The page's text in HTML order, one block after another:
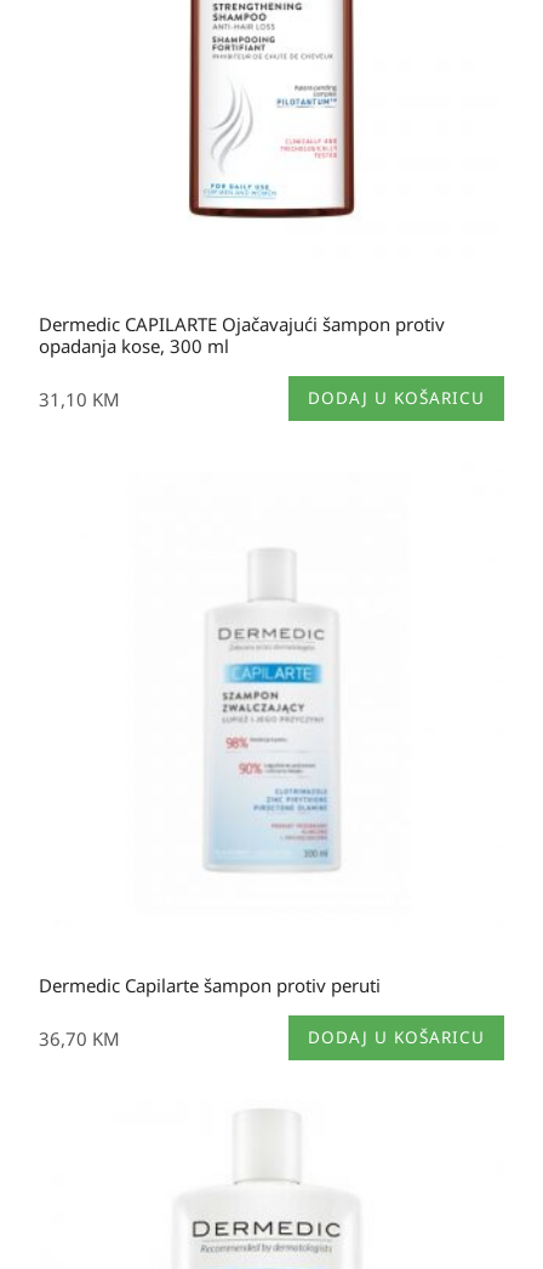
Dermedic CAPILARTE Ojačavajući šampon protiv
opadanja kose, 300 ml
31,10 KM DODAJ U KOŠARICU
Dermedic Capilarte šampon protiv peruti
36,70 KM DODAJ U KOŠARICU